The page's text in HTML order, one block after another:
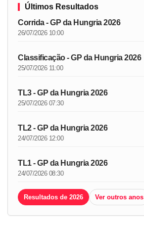
Últimos Resultados
Corrida - GP da Hungria 2026
26/07/2026 10:00
Classificação - GP da Hungria 2026
25/07/2026 11:00
TL3 - GP da Hungria 2026
25/07/2026 07:30
TL2 - GP da Hungria 2026
24/07/2026 12:00
TL1 - GP da Hungria 2026
24/07/2026 08:30
Resultados de 2026 Ver outros anos